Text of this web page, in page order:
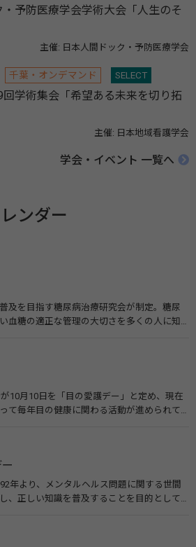
予防医療学会学術大会「人生のそ
主催: 日本人間ドック・予防医療学会
千葉・オンデマンド SELECT
学術集会「希望ある未来を切り拓
主催: 日本地域看護学会
学会・イベント 一覧へ
ンダー
及を目指す糖尿病治療研究会が制定。糖尿
血糖の適正な管理の大切さを多くの人に知
ク
10月10日を「目の愛護デー」と定め、現在
て毎年目の健康に関わる活動が進められて
年より、メンタルヘルス問題に関する世間
、正しい知識を普及することを目的として、